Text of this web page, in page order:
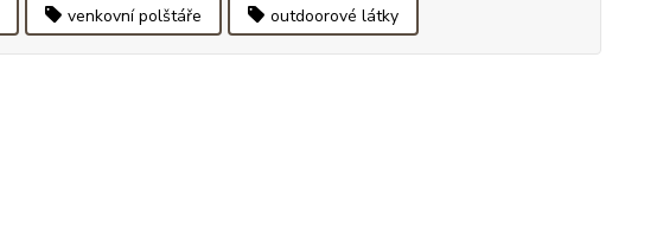
venkovní polštáře outdoorové látky